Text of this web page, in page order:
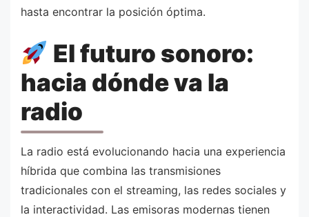
hasta encontrar la posición óptima.
El futuro sonoro:
hacia dónde va la
radio
La radio está evolucionando hacia una experiencia
híbrida que combina las transmisiones
tradicionales con el streaming, las redes sociales y
la interactividad. Las emisoras modernas tienen